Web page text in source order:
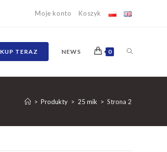
Moje konto Koszyk
KUP TERAZ NEWS 0 TOGGLE
WEBSITE
> Produkty > 25 mik > Strona 2